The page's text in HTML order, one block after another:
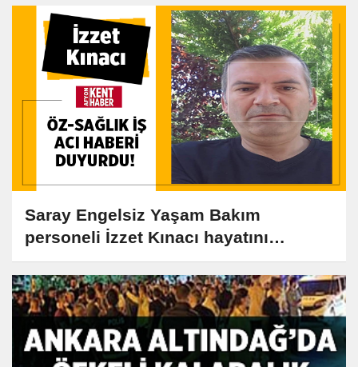
Saray Engelsiz Yaşam Bakım
personeli İzzet Kınacı hayatını
kaybetti!